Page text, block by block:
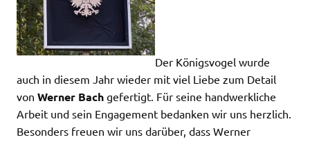
Der Königsvogel wurde
auch in diesem Jahr wieder mit viel Liebe zum Detail
von Werner Bach gefertigt. Für seine handwerkliche
Arbeit und sein Engagement bedanken wir uns herzlich.
Besonders freuen wir uns darüber, dass Werner